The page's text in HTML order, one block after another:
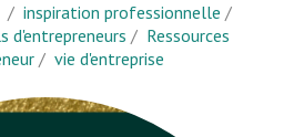
/ inspiration professionnelle /
d'entrepreneurs / Ressources
/ vie d'entreprise